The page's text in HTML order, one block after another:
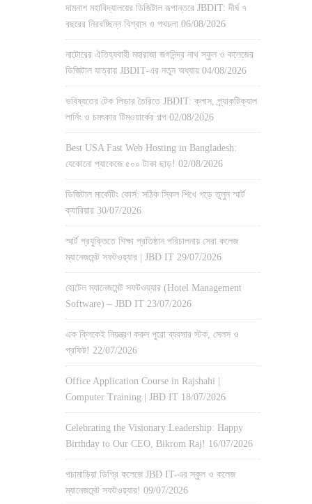
দামনাশ মহাবিদ্যালয়ের ডিজিটাল রূপান্তরে JBDIT: দীর্ঘ ৭
বছরের নিরবচ্ছিন্ন বিশ্বাস ও পথচলা 06/08/2026
নাটোরের ঐতিহ্যবাহী মহারাজা জগদিন্দ্র নাথ স্কুল ও কলেজের
ডিজিটাল যাত্রায় JBDIT-এর নতুন অধ্যায় 04/08/2026
ভবিষ্যতের টেক লিডার তৈরিতে JBDIT: ক্লাস, প্র্যাকটিক্যাল
লার্নিং ও চমৎকার টিমওয়ার্কের গল্প 02/08/2026
Best USA Fast Web Hosting in Bangladesh:
যেকোনো প্যাকেজে ৫০০ টাকা ছাড়! 02/08/2026
ডিজিটাল মার্কেটিং কোর্স: সঠিক স্কিল শিখে গড়ে তুলুন স্মার্ট
ক্যারিয়ার 30/07/2026
স্মার্ট প্রযুক্তিতে শিক্ষা প্রতিষ্ঠান পরিচালনায় সেরা কলেজ
ম্যানেজমেন্ট সফটওয়্যার | JBD IT 29/07/2026
হোটেল ম্যানেজমেন্ট সফটওয়্যার (Hotel Management
Software) – JBD IT 23/07/2026
এক ক্লিকেই নিয়ন্ত্রণ করুন পুরো ব্যবসার স্টক, সেলস ও
প্রফিট! 22/07/2026
Office Application Course in Rajshahi |
Computer Training | JBD IT 18/07/2026
Celebrating the Visionary Leadership: Happy
Birthday to Our CEO, Bikrom Raj! 16/07/2026
পচামাড়িয়া ডিগ্রি কলেজে JBD IT-এর স্কুল ও কলেজ
ম্যানেজমেন্ট সফটওয়্যার! 09/07/2026